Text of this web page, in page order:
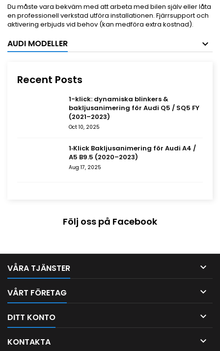
AUDI MODELLER
Recent Posts
1-klick: dynamiska blinkers &
bakljusanimering för Audi Q5 / SQ5 FY
(2021–2023)
Oct 10, 2025
1‑Klick Bakljusanimering för Audi A4 /
A5 B9.5 (2020–2023)
Aug 17, 2025
Du måste vara bekväm med att arbeta med bilen själv eller låta
en professionell verkstad utföra installationen. Fjärrsupport och
aktivering erbjuds vid behov (kan medföra extra kostnad).
Följ oss på Facebook
VÅRA TJÄNSTER 
VÅRT FÖRETAG 
DITT KONTO 
KONTAKTA 